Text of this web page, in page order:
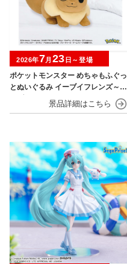
ポケットモンスター めちゃもふぐっ
とぬいぐるみ イーブイフレンズ～イ
ーブイ～おひるねver.
2026年7月 23 日～登場